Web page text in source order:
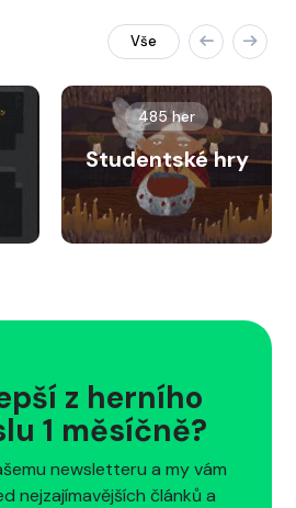
Vše
485 her
Studentské hry
z herního
1 měsíčně?
newsletteru a my vám
nejzajímavějších článků a